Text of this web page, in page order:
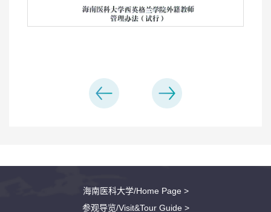
海南医科大学/Home Page >
参观导览/Visit&Tour Guide >